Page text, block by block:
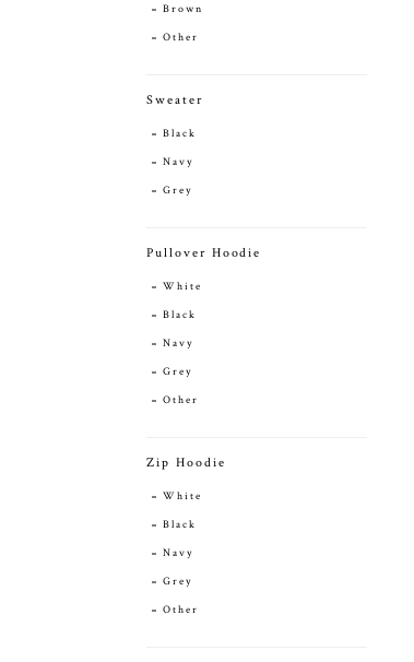
Brown
Other
Sweater
Black
Navy
Grey
Pullover Hoodie
White
Black
Navy
Grey
Other
Zip Hoodie
White
Black
Navy
Grey
Other